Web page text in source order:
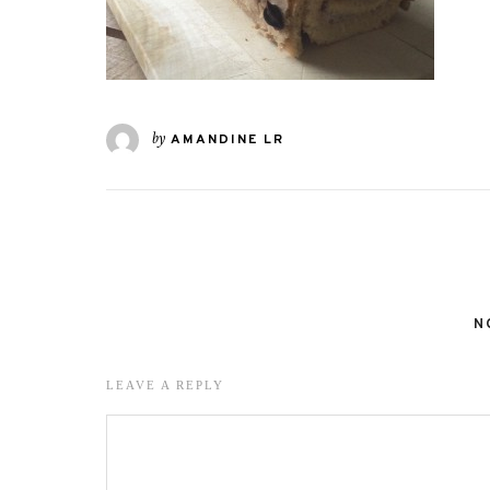
by AMANDINE LR
LEAVE A REPLY